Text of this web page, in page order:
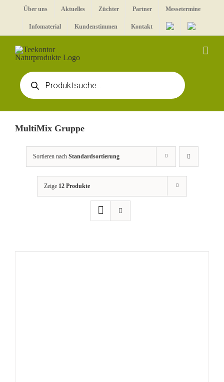
Über uns Aktuelles Züchter Partner Messetermine
Infomaterial Kundenstimmen Kontakt
Products
search
MultiMix Gruppe
Sortieren nach Standardsortierung
Zeige 12 Produkte